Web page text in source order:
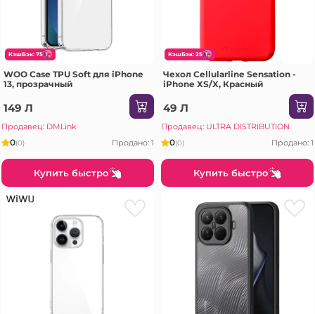
КэшБэк: 75
WOO Case TPU Soft для iPhone
13, прозрачный
149 Л
Продавец: DMLink
0(0) Продано: 1
Купить быстро
КэшБэк: 25
Чехол Cellularline Sensation -
iPhone XS/X, Красный
49 Л
Продавец: ULTRA DISTRIBUTION
0(0) Продано: 1
Купить быстро